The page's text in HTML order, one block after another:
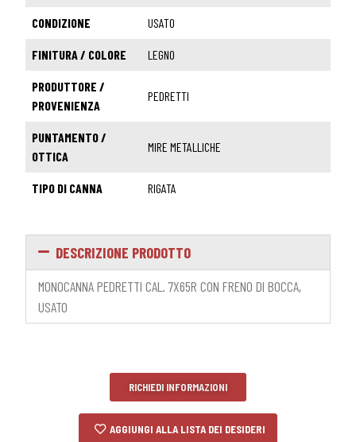
CONDIZIONE USATO
FINITURA / COLORE LEGNO
PRODUTTORE /
PROVENIENZA
PEDRETTI
PUNTAMENTO /
OTTICA
MIRE METALLICHE
TIPO DI CANNA RIGATA
DESCRIZIONE PRODOTTO
MONOCANNA PEDRETTI CAL. 7X65R CON FRENO DI BOCCA,
USATO
RICHIEDI INFORMAZIONI
AGGIUNGI ALLA LISTA DEI DESIDERI